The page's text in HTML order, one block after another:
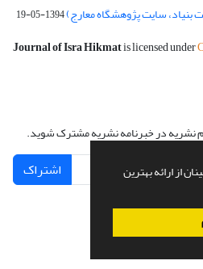
از ارائه بهترین
بنیاد، سایت پژوهشگاه معارج)1394-05-19
Journal of Isra Hikmatis licensed under
نشریه در خبرنامه نشریه مشترک شوید.
اشتراک
و پیاده سازی ازسیناوب